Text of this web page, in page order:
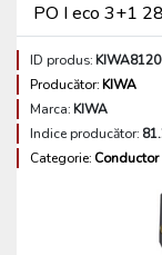
PO I eco 3+1
ID produs:
Producător:KIWA
Marca:KIWA
Indice producător:
Categorie: Conductor